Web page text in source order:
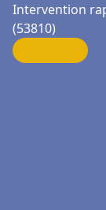
Intervention
(53810)